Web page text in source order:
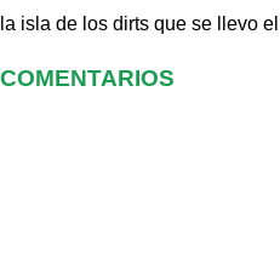
la isla de los dirts que se llevo
COMENTARIOS